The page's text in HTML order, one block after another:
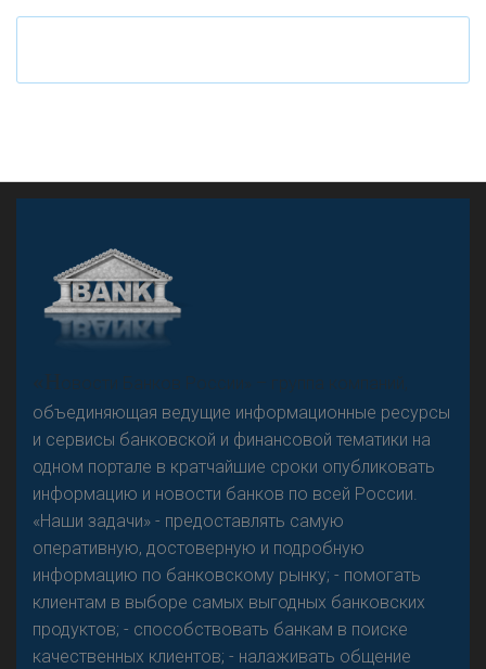
Что будет с наличными деньгами при цифровом
«Н
овости Банков России» – группа компаний,
объединяющая ведущие информационные ресурсы
и сервисы банковской и финансовой тематики на
одном портале в кратчайшие сроки опубликовать
информацию и новости банков по всей России.
«Наши задачи» - предоставлять самую
оперативную, достоверную и подробную
информацию по банковскому рынку; - помогать
клиентам в выборе самых выгодных банковских
продуктов; - способствовать банкам в поиске
качественных клиентов; - налаживать общение